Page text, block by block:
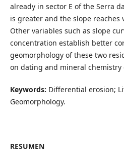
already in sector E of the Serra
is greater and the slope reaches
Other variables such as slope
concentration establish better
geomorphology of these two
on dating and mineral chemistry
Keywords: Differential erosion;
Geomorphology.
RESUMEN